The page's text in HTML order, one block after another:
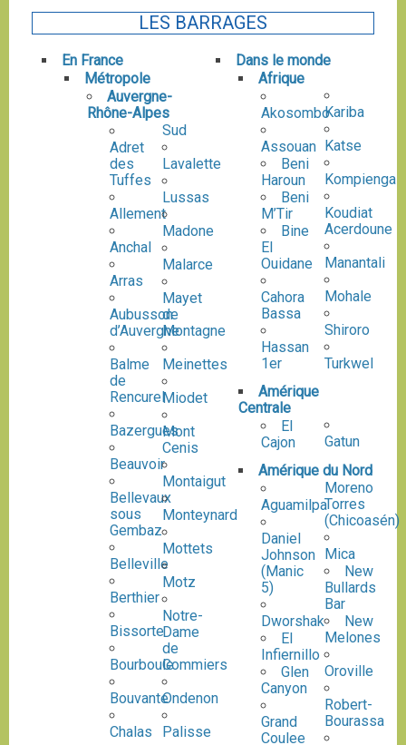
LES BARRAGES
En France
Métropole
Auvergne-
Rhône-Alpes
Adret
des
Tuffes
Allement
Anchal
Arras
Aubusson
d’Auvergne
Balme
de
Rencurel
Bazergues
Beauvoir
Bellevaux
sous
Gembaz
Belleville
Berthier
Bissorte
Bourboule
Bouvante
Chalas
Sud
Lavalette
Lussas
Madone
Malarce
Mayet
de
Montagne
Meinettes
Miodet
Mont
Cenis
Montaigut
Monteynard
Mottets
Motz
Notre-
Dame
de
Commiers
Ondenon
Palisse
Dans le monde
Afrique
Akosombo
Assouan
Beni
Haroun
Beni
M’Tir
Bine
El
Ouidane
Cahora
Bassa
Hassan
1er
Kariba
Katse
Kompienga
Koudiat
Acerdoune
Manantali
Mohale
Shiroro
Turkwel
Amérique
Centrale
El
Cajon
Gatun
Amérique du Nord
Aguamilpa
Daniel
Johnson
(Manic
5)
Dworshak
El
Infiernillo
Glen
Canyon
Grand
Coulee
Moreno
Torres
(Chicoasén)
Mica
New
Bullards
Bar
New
Melones
Oroville
Robert-
Bourassa